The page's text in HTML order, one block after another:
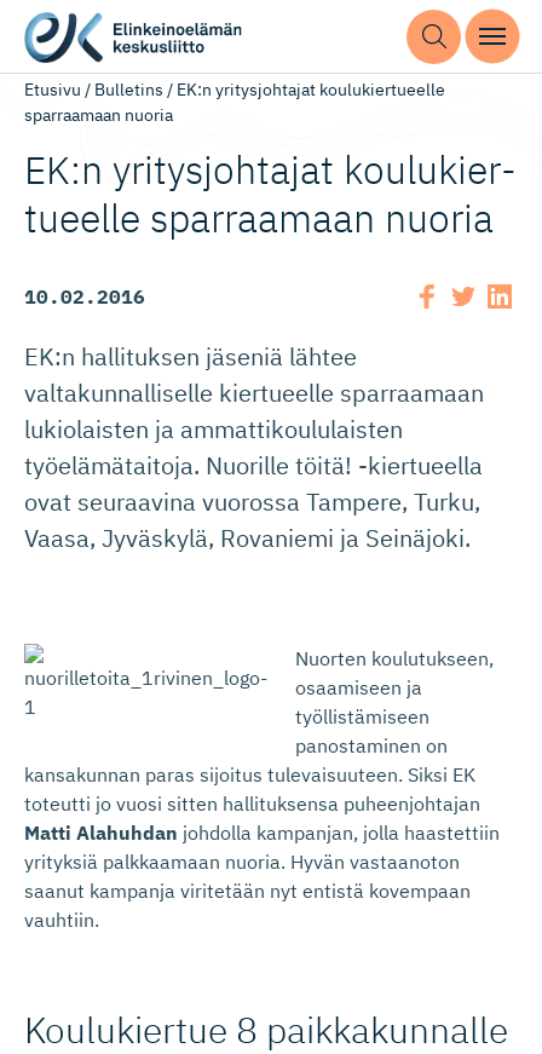
Etusivu / Bulletins / EK:n yritysjohtajat koulukiertueelle
sparraamaan nuoria
EK:n yritysjohtajat koulukier­
tueelle sparraamaan nuoria
10.02.2016
EK:n hallituksen jäseniä lähtee
valtakunnalliselle kiertueelle sparraamaan
lukiolaisten ja ammattikoululaisten
työelämätaitoja. Nuorille töitä! -kiertueella
ovat seuraavina vuorossa Tampere, Turku,
Vaasa, Jyväskylä, Rovaniemi ja Seinäjoki.
Nuorten koulutukseen,
osaamiseen ja
työllistämiseen
panostaminen on
kansakunnan paras sijoitus tulevaisuuteen. Siksi EK
toteutti jo vuosi sitten hallituksensa puheenjohtajan
Matti Alahuhdan johdolla kampanjan, jolla haastettiin
yrityksiä palkkaamaan nuoria. Hyvän vastaanoton
saanut kampanja viritetään nyt entistä kovempaan
vauhtiin.
Koulukiertue 8 paikkakunnalle